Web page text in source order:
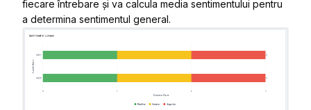
fiecare întrebare și va calcula media sentimentului pentru
a determina sentimentul general.